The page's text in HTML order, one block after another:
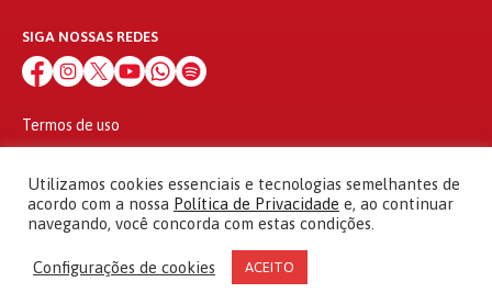
SIGA NOSSAS REDES
Termos de uso
© 2010 - 2026
Partido dos Trabalhadores Todos os direitos reservados
Utilizamos cookies essenciais e tecnologias semelhantes de
acordo com a nossa Política de Privacidade e, ao continuar
navegando, você concorda com estas condições.
Configurações de cookies ACEITO